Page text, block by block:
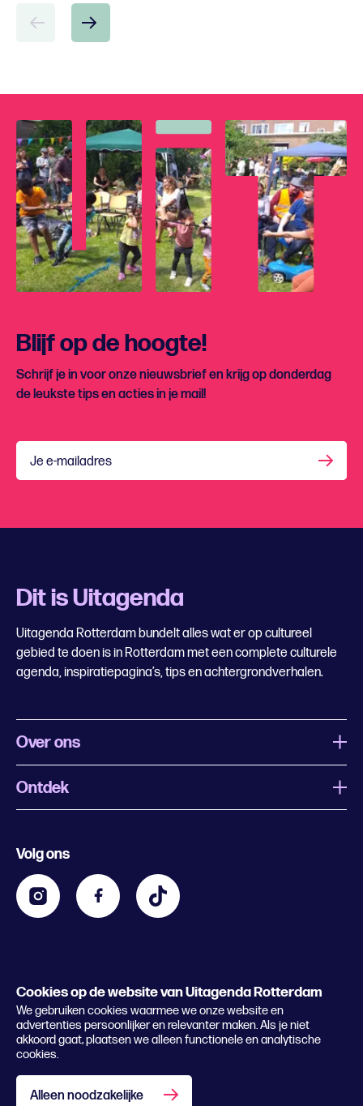
Cookies op de website van Uitagenda Rotterdam
We gebruiken cookies waarmee we onze website en
advertenties persoonlijker en relevanter maken. Als je niet
akkoord gaat, plaatsen we alleen functionele en analytische
cookies.
Alleen noodzakelijke
Blijf op de hoogte!
Schrijf je in voor onze nieuwsbrief en krijg op donderdag
de leukste tips en acties in je mail!
Je e-mailadres
Dit is Uitagenda
Uitagenda Rotterdam bundelt alles wat er op cultureel
gebied te doen is in Rotterdam met een complete culturele
agenda, inspiratiepagina’s, tips en achtergrondverhalen.
Over ons
Wat is Uitagenda Rotterdam
Contact
Zakelijk
Lees het magazine
Ontdek
Kids
Volg ons
© 2026 Rotterdam Festivals